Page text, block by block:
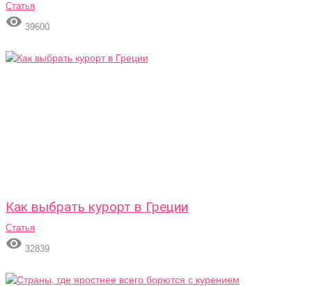
Статья
 39600
Как выбрать курорт в Греции
Статья
 32839